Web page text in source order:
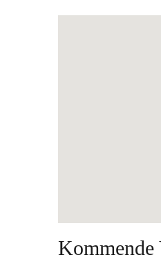
Kommende